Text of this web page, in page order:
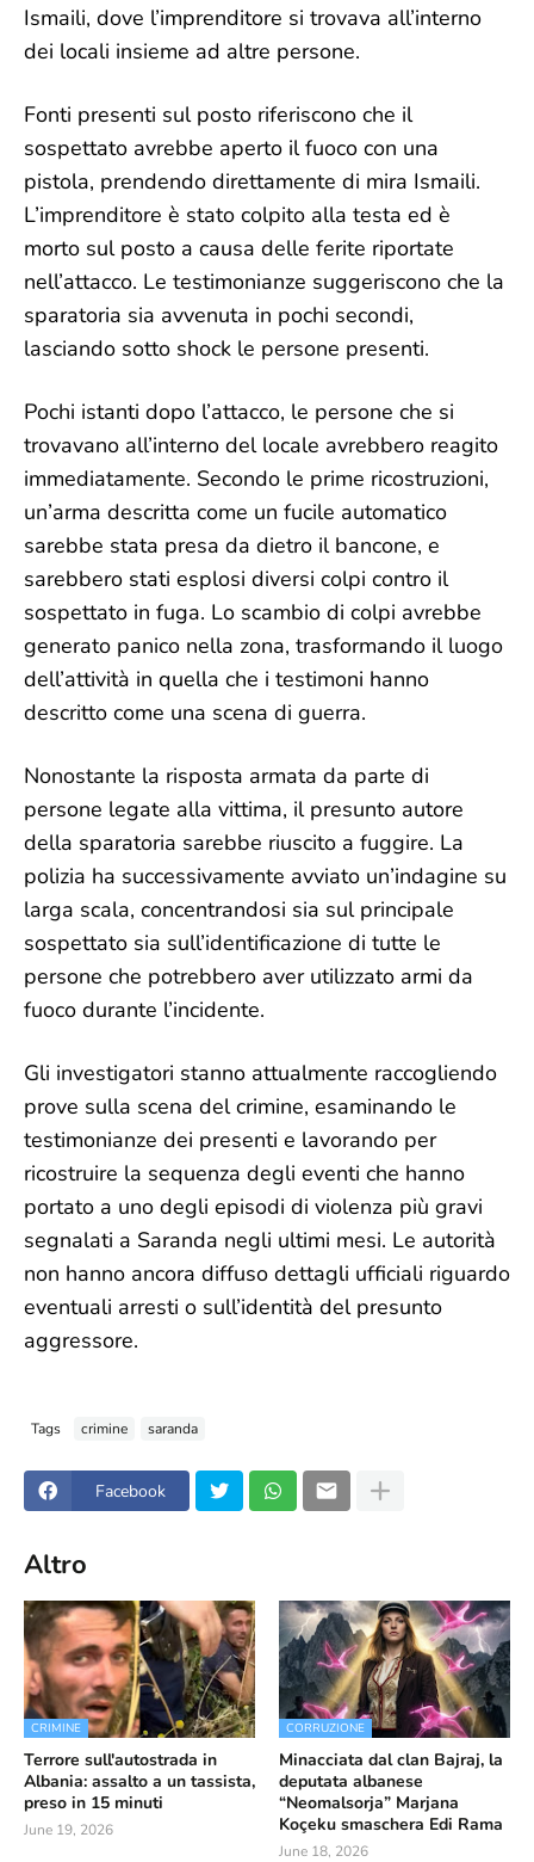
Ismaili, dove l’imprenditore si trovava all’interno
dei locali insieme ad altre persone.
Fonti presenti sul posto riferiscono che il
sospettato avrebbe aperto il fuoco con una
pistola, prendendo direttamente di mira Ismaili.
L’imprenditore è stato colpito alla testa ed è
morto sul posto a causa delle ferite riportate
nell’attacco. Le testimonianze suggeriscono che la
sparatoria sia avvenuta in pochi secondi,
lasciando sotto shock le persone presenti.
Pochi istanti dopo l’attacco, le persone che si
trovavano all’interno del locale avrebbero reagito
immediatamente. Secondo le prime ricostruzioni,
un’arma descritta come un fucile automatico
sarebbe stata presa da dietro il bancone, e
sarebbero stati esplosi diversi colpi contro il
sospettato in fuga. Lo scambio di colpi avrebbe
generato panico nella zona, trasformando il luogo
dell’attività in quella che i testimoni hanno
descritto come una scena di guerra.
Nonostante la risposta armata da parte di
persone legate alla vittima, il presunto autore
della sparatoria sarebbe riuscito a fuggire. La
polizia ha successivamente avviato un’indagine su
larga scala, concentrandosi sia sul principale
sospettato sia sull’identificazione di tutte le
persone che potrebbero aver utilizzato armi da
fuoco durante l’incidente.
Gli investigatori stanno attualmente raccogliendo
prove sulla scena del crimine, esaminando le
testimonianze dei presenti e lavorando per
ricostruire la sequenza degli eventi che hanno
portato a uno degli episodi di violenza più gravi
segnalati a Saranda negli ultimi mesi. Le autorità
non hanno ancora diffuso dettagli ufficiali riguardo
eventuali arresti o sull’identità del presunto
aggressore.
Tags crimine saranda
Facebook
Altro
CRIMINE
Terrore sull'autostrada in
Albania: assalto a un tassista,
preso in 15 minuti
June 19, 2026
CORRUZIONE
Minacciata dal clan Bajraj, la
deputata albanese
“Neomalsorja” Marjana
Koçeku smaschera Edi Rama
June 18, 2026